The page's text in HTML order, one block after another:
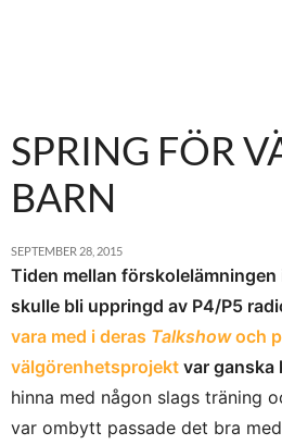
SPRING FÖR
BARN
SEPTEMBER 28, 2015
Tiden mellan förskolelämningen
skulle bli uppringd av P4/P5
vara med i deras Talkshowoch
välgörenhetsprojekt var ganska
hinna med någon slags träning
var ombytt passade det bra med